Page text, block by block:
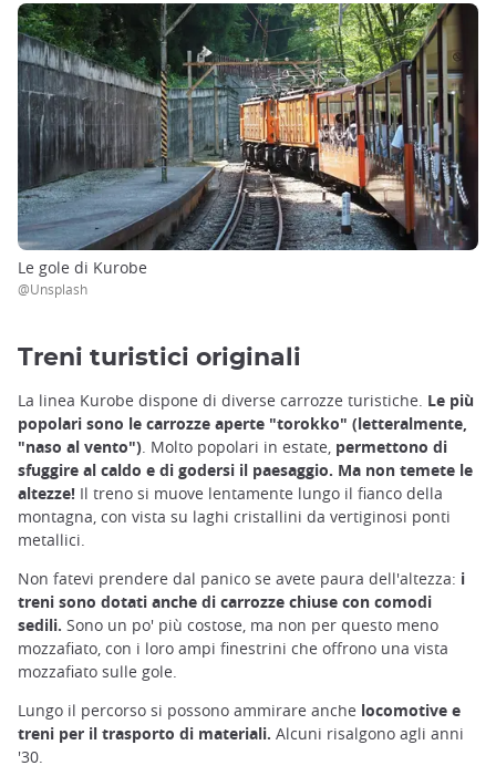
Le gole di Kurobe
@Unsplash
Treni turistici originali
La linea Kurobe dispone di diverse carrozze turistiche. Le più
popolari sono le carrozze aperte "torokko" (letteralmente,
"naso al vento") . Molto popolari in estate, permettono di
sfuggire al caldo e di godersi il paesaggio. Ma non temete le
altezze! Il treno si muove lentamente lungo il fianco della
montagna, con vista su laghi cristallini da vertiginosi ponti
metallici.
Non fatevi prendere dal panico se avete paura dell'altezza: i
treni sono dotati anche di carrozze chiuse con comodi
sedili. Sono un po' più costose, ma non per questo meno
mozzafiato, con i loro ampi finestrini che offrono una vista
mozzafiato sulle gole.
Lungo il percorso si possono ammirare anche locomotive e
treni per il trasporto di materiali. Alcuni risalgono agli anni
'30.